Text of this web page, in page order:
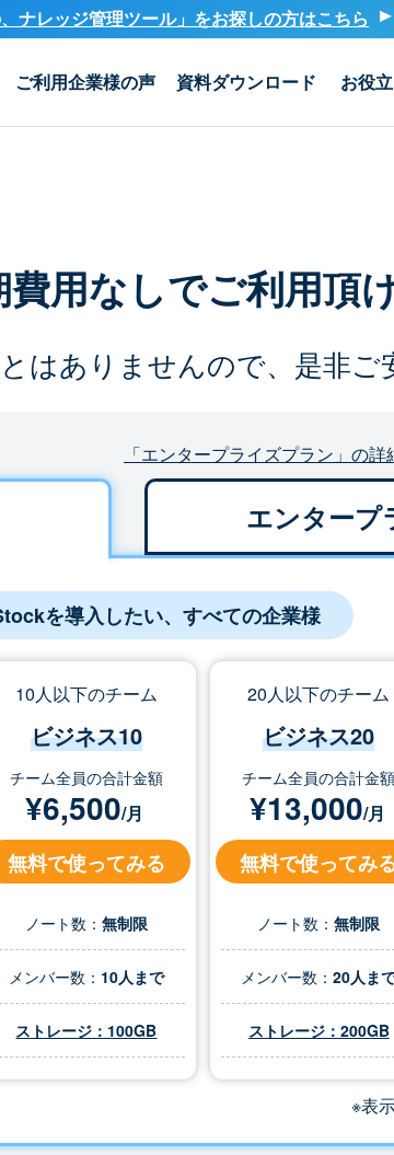
ナレッジ管理ツール」をお探しの方はこちら
ご利用企業様の声 資料ダウンロード お役
用なしでご利用頂
はありませんので、是非ご
「エンタープライズプラン」の
エンタープ
を導入したい、すべての企業様
10人以下のチーム
ビジネス10
チーム全員の合計金額
¥6,500/月
無料で使ってみる
ノート数： 無制限
メンバー数： 10人まで
ストレージ：100GB
20人以下のチーム
ビジネス20
チーム全員の合計金額
¥13,000/月
無料で使ってみ
ノート数：無制限
メンバー数：20人ま
ストレージ：200GB
※表